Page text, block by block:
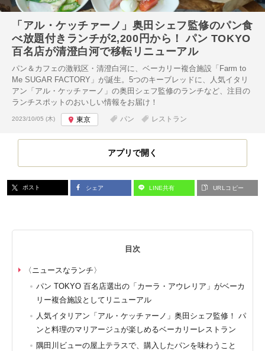
「アル・ケッチァーノ」奥田シェフ監修のパン食
べ放題付きランチが2,200円から！ パン TOKYO
百名店が清澄白河で移転リニューアル
パン＆カフェの激戦区・清澄白河に、ベーカリー複合施設「Farm to
Me SUGAR FACTORY」が誕生。5つのキーブレッドに、人気イタリ
アン「アル・ケッチァーノ」の奥田シェフ監修のランチなど、注目の
ランチスポットのおいしい情報をお届け！
投稿日:
2023/10/05 (木) 東京 パン レストラン
アプリで開く
ポスト シェア LINE共有 URLコピー
目次
〈ニュースなランチ〉
パン TOKYO 百名店選出の「カーラ・アウレリア」がベーカ
リー複合施設としてリニューアル
人気イタリアン「アル・ケッチァーノ」奥田シェフ監修！ パ
ンと料理のマリアージュが楽しめるベーカリーレストラン
隅田川ビューの屋上テラスで、購入したパンを味わうこと